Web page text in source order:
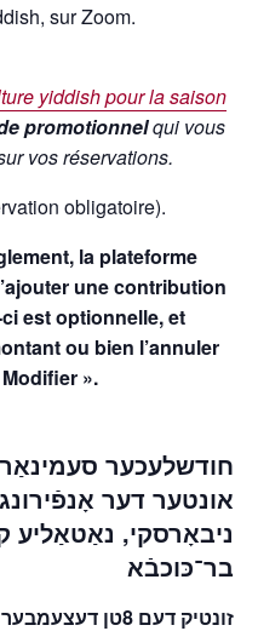
sur Zoom.
yiddish pour la saison
promotionnelqui vous
vos réservations.
obligatoire).
la plateforme
une contribution
est optionnelle, et
ou bien l’annuler
».
חודשלעכער סעמינאַר
אונטער דער
ניבאָרסקי, נאַטאַליע
בר־כּוכבֿא